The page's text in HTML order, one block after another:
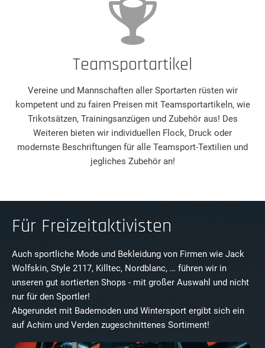
Teamsportartikel
Vereine und Mannschaften aller Sportarten rüsten wir
kompetent und zu fairen Preisen mit Teamsportartikeln, wie
Trikotsätzen, Trainingsanzügen und Zubehör aus! Des
Weiteren bieten wir individuellen Flock, Druck oder
modernste Beschriftungen für alle Teamsport-Textilien und
jegliches Zubehör an!
Für Freizeitaktivisten
Auch sportliche Mode und Bekleidung von Firmen wie Jack
Wolfskin, Style 2117, Killtec, Nordblanc, … führen wir in
unseren gut sortierten Shops - mit großer Auswahl und nicht
nur für den Sportler!
Abgerundet mit Bademoden und Wintersport ergibt sich ein
auf Achim und Verden zugeschnittenes Sortiment!